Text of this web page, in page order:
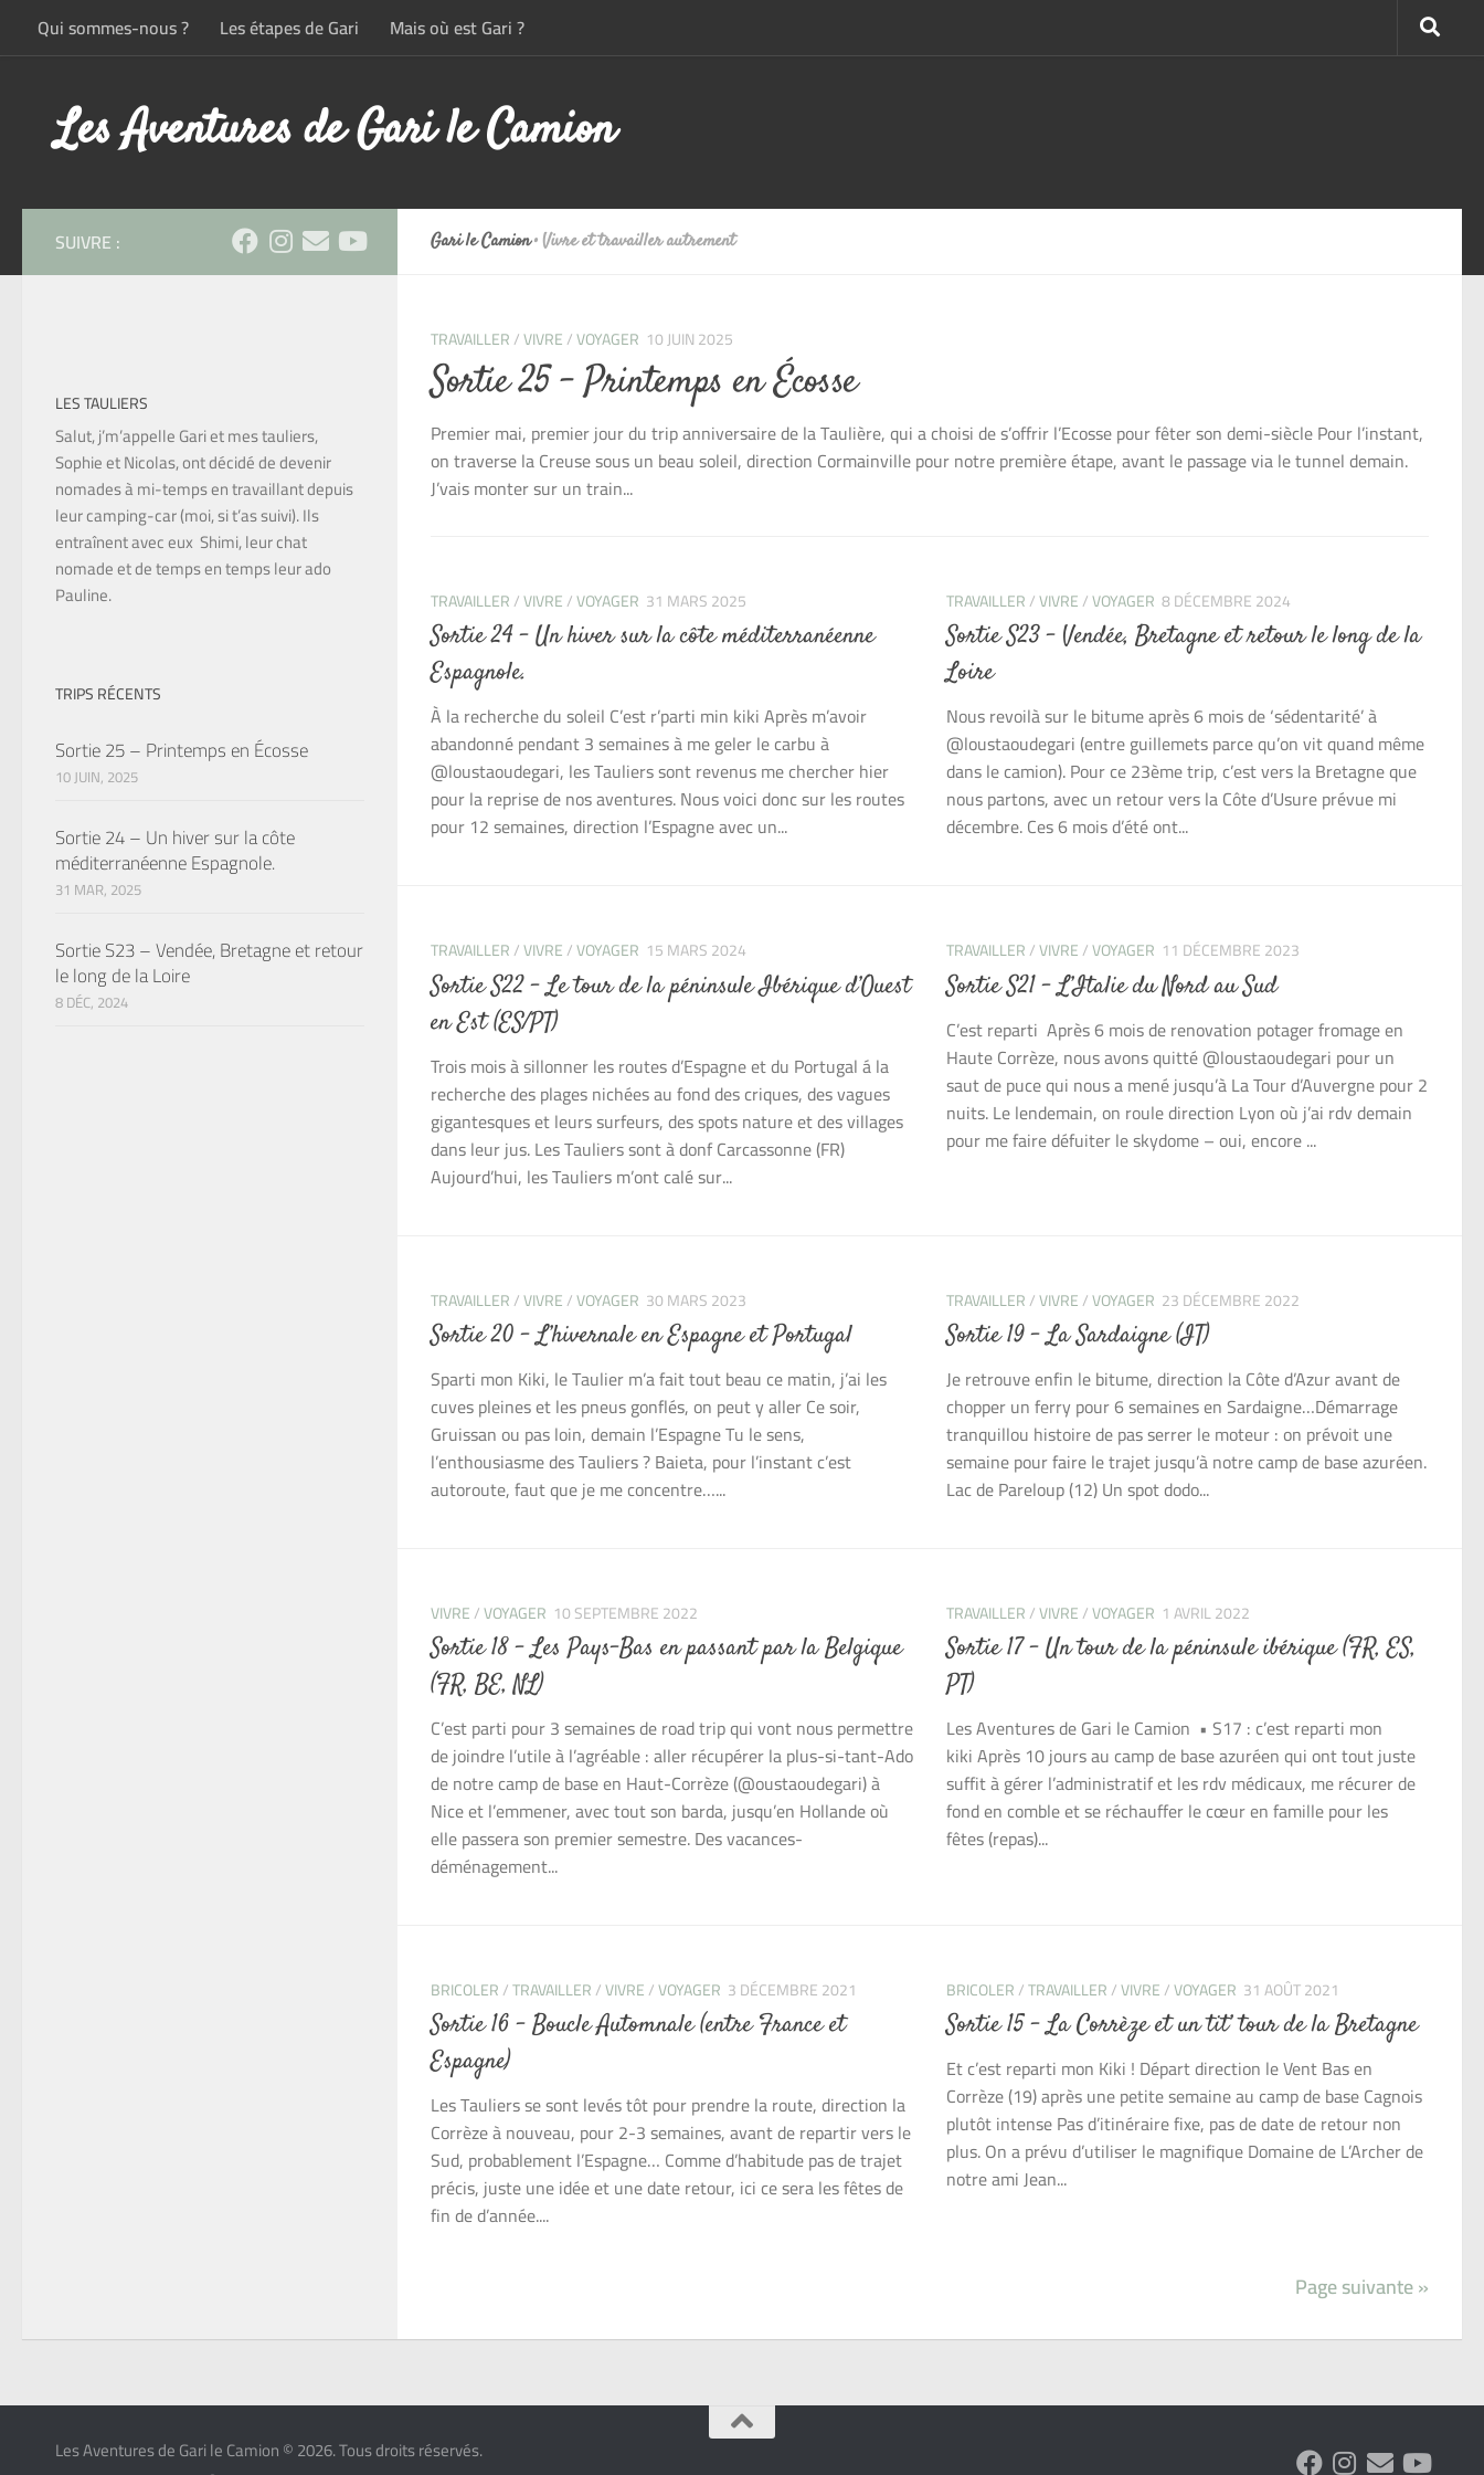
Skip to content
Qui sommes-nous ? Les étapes de Gari Mais où est Gari ?
Les Aventures de Gari le Camion
Gari le Camion• Vivre et travailler autrement
TRAVAILLER/VIVRE/VOYAGER 10 JUIN 2025
Sortie 25 – Printemps en Écosse
Premier mai, premier jour du trip anniversaire de la Taulière, qui a choisi de s’offrir l’Ecosse pour fêter son demi-siècle Pour l’instant,
on traverse la Creuse sous un beau soleil, direction Cormainville pour notre première étape, avant le passage via le tunnel demain.
J’vais monter sur un train...
TRAVAILLER/VIVRE/VOYAGER 31 MARS 2025
Sortie 24 – Un hiver sur la côte méditerranéenne
Espagnole.
À la recherche du soleil C’est r’parti min kiki Après m’avoir
abandonné pendant 3 semaines à me geler le carbu à
@loustaoudegari, les Tauliers sont revenus me chercher hier
pour la reprise de nos aventures. Nous voici donc sur les routes
pour 12 semaines, direction l’Espagne avec un...
TRAVAILLER/VIVRE/VOYAGER 8 DÉCEMBRE 2024
Sortie S23 – Vendée, Bretagne et retour le long de la
Loire
Nous revoilà sur le bitume après 6 mois de ‘sédentarité’ à
@loustaoudegari (entre guillemets parce qu’on vit quand même
dans le camion). Pour ce 23ème trip, c’est vers la Bretagne que
nous partons, avec un retour vers la Côte d’Usure prévue mi
décembre. Ces 6 mois d’été ont...
TRAVAILLER/VIVRE/VOYAGER 15 MARS 2024
Sortie S22 – Le tour de la péninsule Ibérique d’Ouest
en Est (ES/PT)
Trois mois à sillonner les routes d’Espagne et du Portugal á la
recherche des plages nichées au fond des criques, des vagues
gigantesques et leurs surfeurs, des spots nature et des villages
dans leur jus. Les Tauliers sont à donf Carcassonne (FR)
Aujourd’hui, les Tauliers m’ont calé sur...
TRAVAILLER/VIVRE/VOYAGER 11 DÉCEMBRE 2023
Sortie S21 – L’Italie du Nord au Sud
C’est reparti Après 6 mois de renovation potager fromage en
Haute Corrèze, nous avons quitté @loustaoudegari pour un
saut de puce qui nous a mené jusqu’à La Tour d’Auvergne pour 2
nuits. Le lendemain, on roule direction Lyon où j’ai rdv demain
pour me faire défuiter le skydome – oui, encore ...
TRAVAILLER/VIVRE/VOYAGER 30 MARS 2023
Sortie 20 – L’hivernale en Espagne et Portugal
Sparti mon Kiki, le Taulier m’a fait tout beau ce matin, j’ai les
cuves pleines et les pneus gonflés, on peut y aller Ce soir,
Gruissan ou pas loin, demain l’Espagne Tu le sens,
l’enthousiasme des Tauliers ? Baieta, pour l’instant c’est
autoroute, faut que je me concentre…...
TRAVAILLER/VIVRE/VOYAGER 23 DÉCEMBRE 2022
Sortie 19 – La Sardaigne (IT)
Je retrouve enfin le bitume, direction la Côte d’Azur avant de
chopper un ferry pour 6 semaines en Sardaigne…Démarrage
tranquillou histoire de pas serrer le moteur : on prévoit une
semaine pour faire le trajet jusqu’à notre camp de base azuréen.
Lac de Pareloup (12) Un spot dodo...
VIVRE/VOYAGER 10 SEPTEMBRE 2022
Sortie 18 – Les Pays-Bas en passant par la Belgique
(FR, BE, NL)
C’est parti pour 3 semaines de road trip qui vont nous permettre
de joindre l’utile à l’agréable : aller récupérer la plus-si-tant-Ado
de notre camp de base en Haut-Corrèze (@oustaoudegari) à
Nice et l’emmener, avec tout son barda, jusqu’en Hollande où
elle passera son premier semestre. Des vacances-
déménagement...
TRAVAILLER/VIVRE/VOYAGER 1 AVRIL 2022
Sortie 17 – Un tour de la péninsule ibérique (FR, ES,
PT)
Les Aventures de Gari le Camion • S17 : c’est reparti mon
kiki Après 10 jours au camp de base azuréen qui ont tout juste
suffit à gérer l’administratif et les rdv médicaux, me récurer de
fond en comble et se réchauffer le cœur en famille pour les
fêtes (repas)...
BRICOLER/TRAVAILLER/VIVRE/VOYAGER 3 DÉCEMBRE 2021
Sortie 16 – Boucle Automnale (entre France et
Espagne)
Les Tauliers se sont levés tôt pour prendre la route, direction la
Corrèze à nouveau, pour 2-3 semaines, avant de repartir vers le
Sud, probablement l’Espagne… Comme d’habitude pas de trajet
précis, juste une idée et une date retour, ici ce sera les fêtes de
fin de d’année....
BRICOLER/TRAVAILLER/VIVRE/VOYAGER 31 AOÛT 2021
Sortie 15 – La Corrèze et un tit’ tour de la Bretagne
Et c’est reparti mon Kiki ! Départ direction le Vent Bas en
Corrèze (19) après une petite semaine au camp de base Cagnois
plutôt intense Pas d’itinéraire fixe, pas de date de retour non
plus. On a prévu d’utiliser le magnifique Domaine de L’Archer de
notre ami Jean...
Page suivante »
SUIVRE :
LES TAULIERS
Salut, j’m’appelle Gari et mes tauliers,
Sophie et Nicolas, ont décidé de devenir
nomades à mi-temps en travaillant depuis
leur camping-car (moi, si t’as suivi). Ils
entraînent avec eux Shimi, leur chat
nomade et de temps en temps leur ado
Pauline.
TRIPS RÉCENTS
Sortie 25 – Printemps en Écosse
10 JUIN, 2025
Sortie 24 – Un hiver sur la côte
méditerranéenne Espagnole.
31 MAR, 2025
Sortie S23 – Vendée, Bretagne et retour
le long de la Loire
8 DÉC, 2024
Les Aventures de Gari le Camion © 2026. Tous droits réservés.